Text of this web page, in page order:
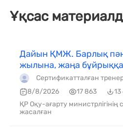
Ұқсас
Дайын ҚМЖ. Барлық
жылына, жаңа
Сертификатталған
8/8/2026
17 863
13
ҚР Оқу-ағарту
жасалған